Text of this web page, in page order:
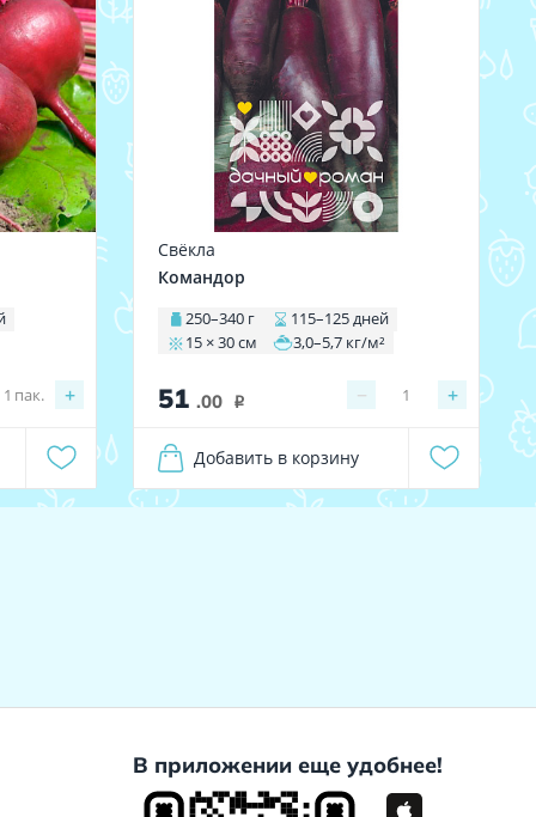
+
1 пак.
Свёкла
Командор
250–340 г
115–125 дней
15 × 30 см
3,0–5,7 кг/м²
51 .00 i − +
1
Добавить в корзину
В приложении еще удобнее!